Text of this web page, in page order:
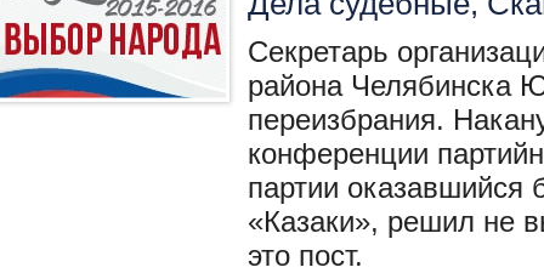
Секретарь
района Челябинска
переизбрания.
конференции
партии
«Казаки», решил не
это пост.